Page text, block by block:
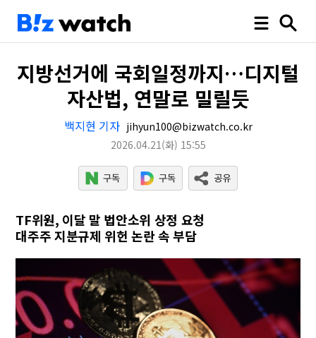
지방선거에 국회일정까지…디지털
자산법, 연말로 밀릴듯
백지현 기자 jihyun100@bizwatch.co.kr
2026.04.21(화) 15:55
TF위원, 이달 말 법안소위 상정 요청
대주주 지분규제 위헌 논란 속 부담